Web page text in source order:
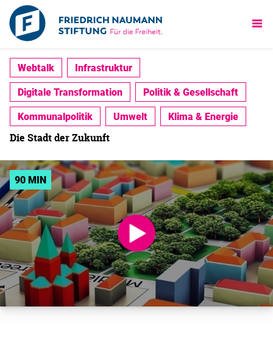
Webtalk
Infrastruktur
Digitale Transformation
Politik & Gesellschaft
Kommunalpolitik
Umwelt Klima & Energie
Die Stadt der Zukunft
90 MIN